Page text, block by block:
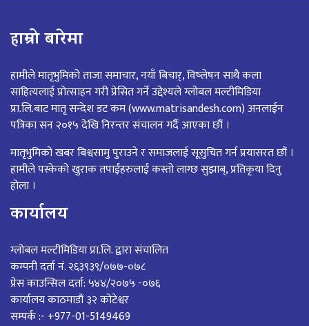
हाम्रो बारेमा
हामीले मातृभुमिको ताजा समाचार, नयाँ बिचार्, विष्लेषन साथै कला
साहित्यलाई प्रोत्साहन गरी प्रेसित गर्ने उद्देश्यले ग्लोबल मल्टीमिडिया
प्रा.लि.बाट मातृ सन्देश डट कम (www.matrisandesh.com) अनलाईन
पत्रिका सन २०१५ देखि निरन्तर संचालन गर्दै आएका छौं ।
मातृभुमिको खबर बिश्वसामु पुराउने र समाजलाई सूसुचित गर्न प्रयासरत छौं ।
हामीले पस्केको खुराक तपाईंहरुलाई कस्तो लाग्छ सुझाब्, प्रतिकृया दिनु
होला ।
कार्यालय
ग्लोबल मल्टीमिडिया प्रा.लि. द्वारा संचालित
कम्पनी दर्ता नं. २६३९३९/०७७-०७८
प्रेस काउन्सिल दर्ता: ५४४/२०७५ -०७६
कार्यालय काठमाडौं ३२ कोटेश्वर
सम्पर्क :- +977-01-5149469